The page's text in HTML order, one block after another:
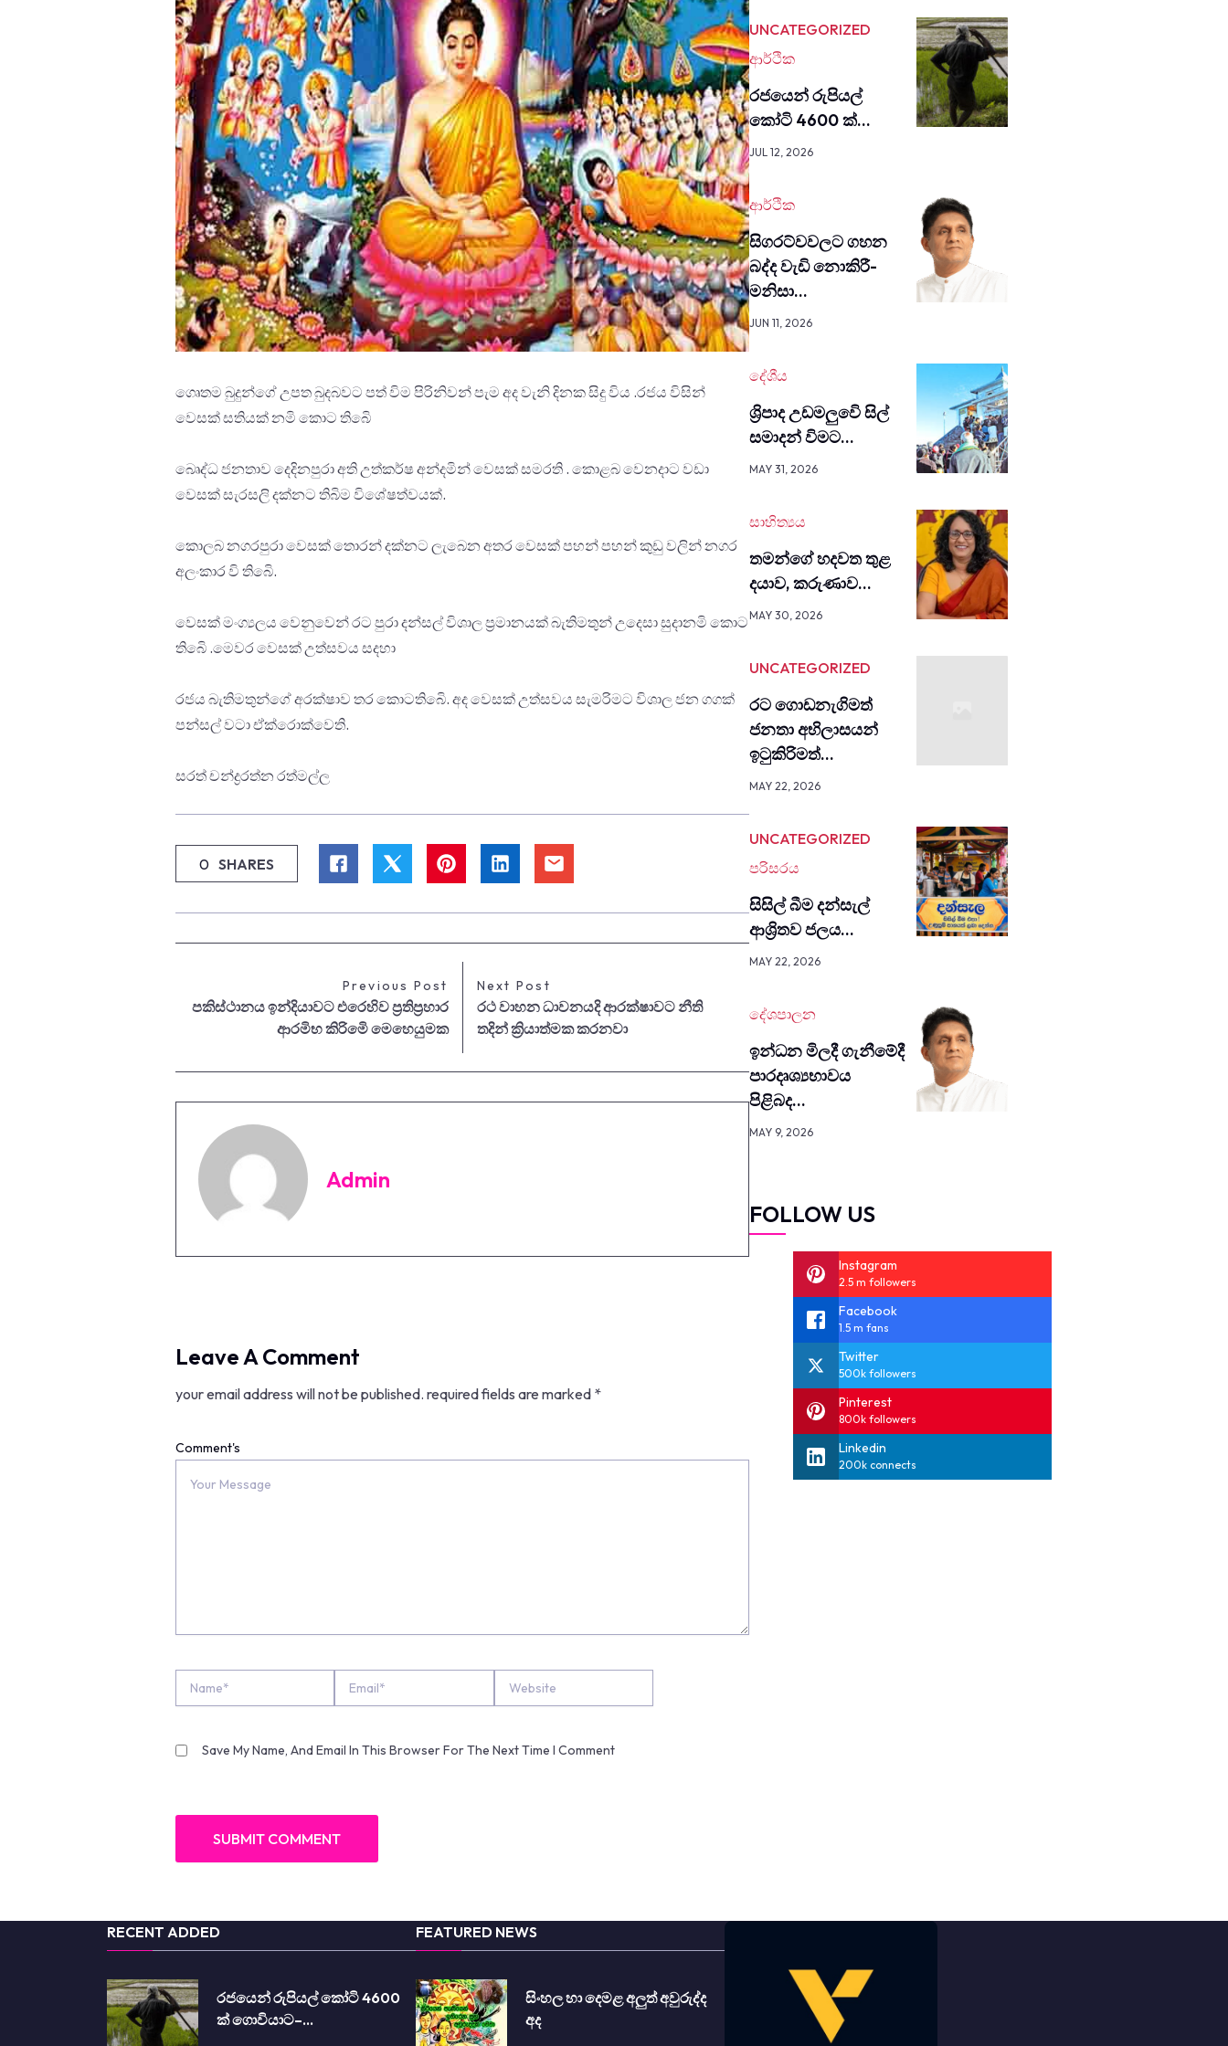
ගෙෘතම බුදුන්ගේ උපත බුදබවට පත් විම පිරිනිවන් පැම අද වැනි දිනක සිදු විය .රජය විසින්
වෙසක් සතියක් නමි කොට තිබෙි
බෙෘද්ධ ජනතාව දෙදිනපුරා අති උත්කර්ෂ අන්දමින් වෙසක් සමරති . කොළබ වෙනදාට වඩා
වෙසක් සැරසලි දක්නට තිබිම විශේෂත්වයක්.
කොලබ නගරපුරා වෙසක් තොරන් දක්නට ලැබෙන අතර වෙසක් පහන් පහන් කුඩු වලින් නගර
අලංකාර වි තිබෙි.
වෙසක් මංග්‍යලය වෙනුවෙන් රට පුරා දන්සල් විශාල ප්‍රමානයක් බැතිමතුන් උදෙසා සුදානමි කොට
තිබෙි .මෙවර වෙසක් උත්සවය සදහා
රජය බැතිමතුන්ගේ අරක්ෂාව තර කොටතිබෙි. අද වෙසක් උත්සවය සැමරිමට විශාල ජන ගගක්
පන්සල් වටා ඒක්රොක්වෙති.
සරත් චන්ද්‍රරත්න රත්මල්ල
0 SHARES
Previous Post
පකිස්ථානය ඉන්දියාවට එරෙහිව ප්‍රතිප්‍රහාර
ආරමිභ කිරිමෙි මෙහෙයුමක
Next Post
රථ වාහන ධාවනයදි ආරක්ෂාවට නීති
තදින් ක්‍රියාත්මක කරනවා
Admin
Leave A Comment
your email address will not be published. required fields are marked *
Comment's
Save My Name, And Email In This Browser For The Next Time I Comment
UNCATEGORIZED
ආර්ථික
රජයෙන් රුපියල්
කෝටි 4600 ක්…
JUL 12, 2026
ආර්ථික
සිග­රට්වවලට ගහන
බද්ද වැඩි නොකි­රී­
මනිසා…
JUN 11, 2026
දේශීය
ශ්‍රිපාද උඩමලුවෙි සිල්
සමාදන් විමට…
MAY 31, 2026
සාහිත්‍යය
තමන්ගේ හදවත තුළ
දයාව, කරුණාව…
MAY 30, 2026
UNCATEGORIZED
රට ගොඩනැගිමත්
ජනතා අභිලාසයන්
ඉටුකිරිමත්…
MAY 22, 2026
UNCATEGORIZED
පරිසරය
සිසිල් බීම දන්සැල්
ආශ්‍රිතව ජලය…
MAY 22, 2026
දේශපාලන
ඉන්ධන මිලදී ගැනී­මේදී
පාර­දෘ­ශ්‍ය­භා­වය
පිළිබද…
MAY 9, 2026
FOLLOW US
Instagram
2.5 m followers
Facebook
1.5 m fans
Twitter
500k followers
Pinterest
800k followers
Linkedin
200k connects
RECENT ADDED
රජයෙන් රුපියල් කෝටි 4600
ක් ගොවියාට–…
FEATURED NEWS
සිංහල හා දෙමළ අලුත් අවුරුද්ද
අද